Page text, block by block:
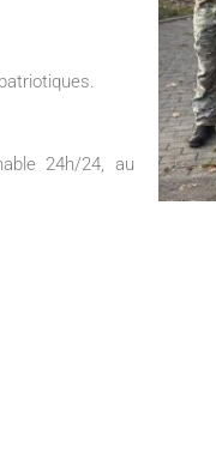
24h/24, au